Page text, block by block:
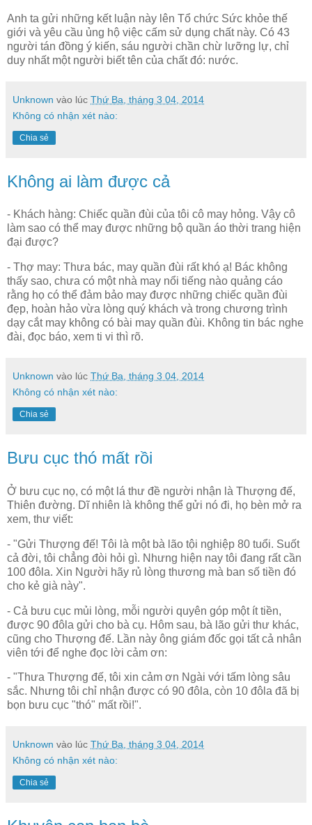
Anh ta gửi những kết luận này lên Tổ chức Sức khỏe thế
giới và yêu cầu ủng hộ việc cấm sử dụng chất này. Có 43
người tán đồng ý kiến, sáu người chần chừ lưỡng lự, chỉ
duy nhất một người biết tên của chất đó: nước.
Unknown vào lúc Thứ Ba, tháng 3 04, 2014
Không có nhận xét nào:
Chia sẻ
Không ai làm được cả
- Khách hàng: Chiếc quần đùi của tôi cô may hỏng. Vậy cô
làm sao có thể may được những bộ quần áo thời trang hiện
đại được?
- Thợ may: Thưa bác, may quần đùi rất khó ạ! Bác không
thấy sao, chưa có một nhà may nổi tiếng nào quảng cáo
rằng họ có thể đảm bảo may được những chiếc quần đùi
đẹp, hoàn hảo vừa lòng quý khách và trong chương trình
dạy cắt may không có bài may quần đùi. Không tin bác nghe
đài, đọc báo, xem ti vi thì rõ.
Unknown vào lúc Thứ Ba, tháng 3 04, 2014
Không có nhận xét nào:
Chia sẻ
Bưu cục thó mất rồi
Ở bưu cục nọ, có một lá thư đề người nhận là Thượng đế,
Thiên đường. Dĩ nhiên là không thể gửi nó đi, họ bèn mở ra
xem, thư viết:
- "Gửi Thượng đế! Tôi là một bà lão tội nghiệp 80 tuổi. Suốt
cả đời, tôi chẳng đòi hỏi gì. Nhưng hiện nay tôi đang rất cần
100 đôla. Xin Người hãy rủ lòng thương mà ban số tiền đó
cho kẻ già này".
- Cả bưu cục mủi lòng, mỗi người quyên góp một ít tiền,
được 90 đôla gửi cho bà cụ. Hôm sau, bà lão gửi thư khác,
cũng cho Thượng đế. Lần này ông giám đốc gọi tất cả nhân
viên tới để nghe đọc lời cảm ơn:
- "Thưa Thượng đế, tôi xin cảm ơn Ngài với tấm lòng sâu
sắc. Nhưng tôi chỉ nhận được có 90 đôla, còn 10 đôla đã bị
bọn bưu cục "thó" mất rồi!".
Unknown vào lúc Thứ Ba, tháng 3 04, 2014
Không có nhận xét nào:
Chia sẻ